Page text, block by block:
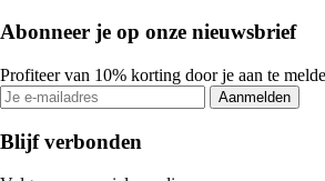
Abonneer je op onze nieuwsbrief
Profiteer van 10% korting door je aan te
Aanmelden
Blijf verbonden